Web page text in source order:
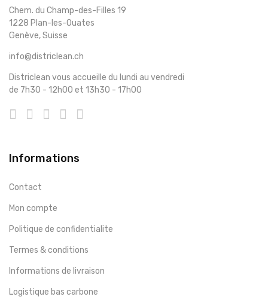
Chem. du Champ-des-Filles 19
1228 Plan-les-Ouates
Genève, Suisse
info@districlean.ch
Districlean vous accueille du lundi au vendredi
de 7h30 - 12h00 et 13h30 - 17h00
Informations
Contact
Mon compte
Politique de confidentialite
Termes & conditions
Informations de livraison
Logistique bas carbone